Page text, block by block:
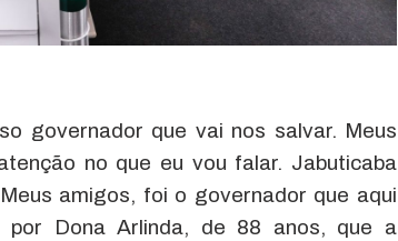
governador que vai nos salvar. Meus
no que eu vou falar. Jabuticaba
amigos, foi o governador que aqui
por Dona Arlinda, de 88 anos, que a